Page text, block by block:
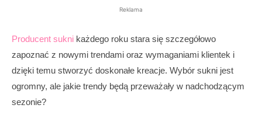
Reklama
Producent sukni każdego roku stara się szczegółowo
zapoznać z nowymi trendami oraz wymaganiami klientek i
dzięki temu stworzyć doskonałe kreacje. Wybór sukni jest
ogromny, ale jakie trendy będą przeważały w nadchodzącym
sezonie?